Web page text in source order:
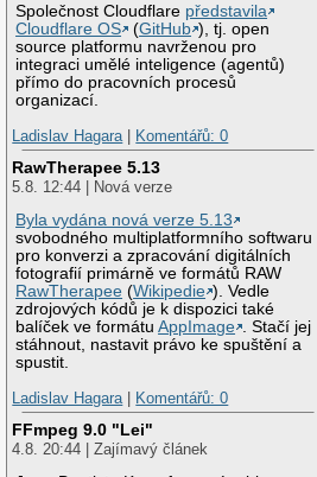
Společnost Cloudflare představila
Cloudflare OS
(GitHub ), tj. open
source platformu navrženou pro
integraci umělé inteligence (agentů)
přímo do pracovních procesů
organizací.
Ladislav Hagara| Komentářů: 0
RawTherapee 5.13
5.8. 12:44 | Nová verze
Byla vydána nová verze 5.13
svobodného multiplatformního softwaru
pro konverzi a zpracování digitálních
fotografií primárně ve formátů RAW
RawTherapee (Wikipedie ). Vedle
zdrojových kódů je k dispozici také
balíček ve formátuAppImage . Stačí jej
stáhnout, nastavit právo ke spuštění a
spustit.
Ladislav Hagara| Komentářů: 0
FFmpeg 9.0 "Lei"
4.8. 20:44 | Zajímavý článek